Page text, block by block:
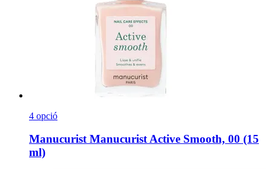
4 opció
ManucuristManucurist Active Smooth, 00 (15
ml)